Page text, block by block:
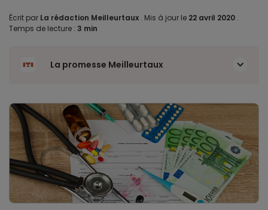
Écrit par La rédaction Meilleurtaux . Mis à jour le 22 avril 2020 .
Temps de lecture : 3 min
La promesse Meilleurtaux